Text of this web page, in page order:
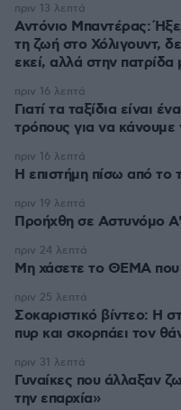
Αντόνιο Μπαντέρας:
τη ζωή στο Χόλιγουντ,
εκεί, αλλά στην πατρίδα
πριν 13 λεπτά
Γιατί τα ταξίδια είναι
τρόπους για να κάνουμε
πριν 16 λεπτά
Η επιστήμη πίσω από το
πριν 16 λεπτά
Προήχθη σε Αστυνόμο
πριν 19 λεπτά
Μη χάσετε το ΘΕΜΑ που
πριν 24 λεπτά
Σοκαριστικό βίντεο: Η
πυρ και σκορπάει τον
πριν 25 λεπτά
Γυναίκες που άλλαξαν
την επαρχία»
πριν 31 λεπτά